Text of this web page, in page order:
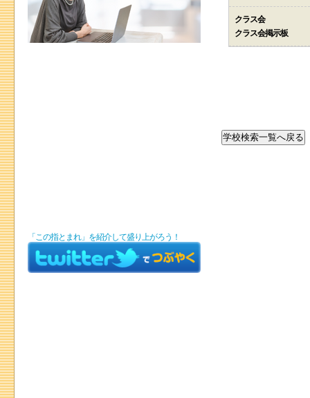
クラス会
クラス会掲示板
「この指とまれ」を紹介して盛り上がろう！